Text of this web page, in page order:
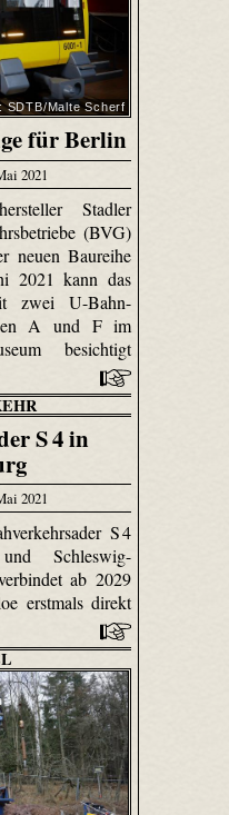
SDTB/Malte Scherf
für Berlin
2021
Stadler
(BVG)
neuen Baureihe
2021 kann das
zwei U-Bahn-
A und F im
besichtigt
S 4 in
2021
S 4
Schleswig-
ab 2029
erstmals direkt